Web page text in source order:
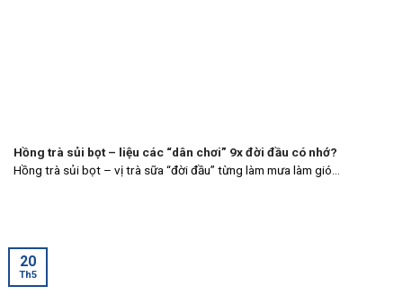
Hồng trà sủi bọt – liệu các “dân chơi” 9x đời đầu có nhớ?
Hồng trà sủi bọt – vị trà sữa “đời đầu” từng làm mưa làm gió...
20
Th5